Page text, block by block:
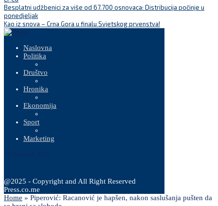
Besplatni udžbenici za više od 67.700 osnovaca: Distribucija počinje u
ponedjeljak
Kao iz snova – Crna Gora u finalu Svjetskog prvenstva!
Naslovna
Politika
Društvo
Hronika
Ekonomija
Sport
Marketing
@2025 - Copyright and All Right Reserved
Press.co.me
Home » Piperović: Racanović je hapšen, nakon saslušanja pušten da